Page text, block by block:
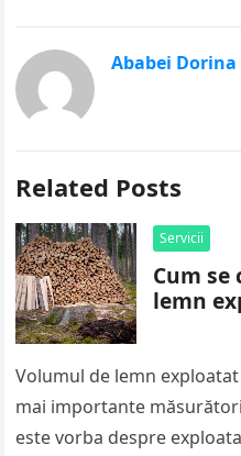
Ababei Dorina
Related Posts
Servicii
Cum
lemn
Volumul de lemn
mai importante
este vorba despre